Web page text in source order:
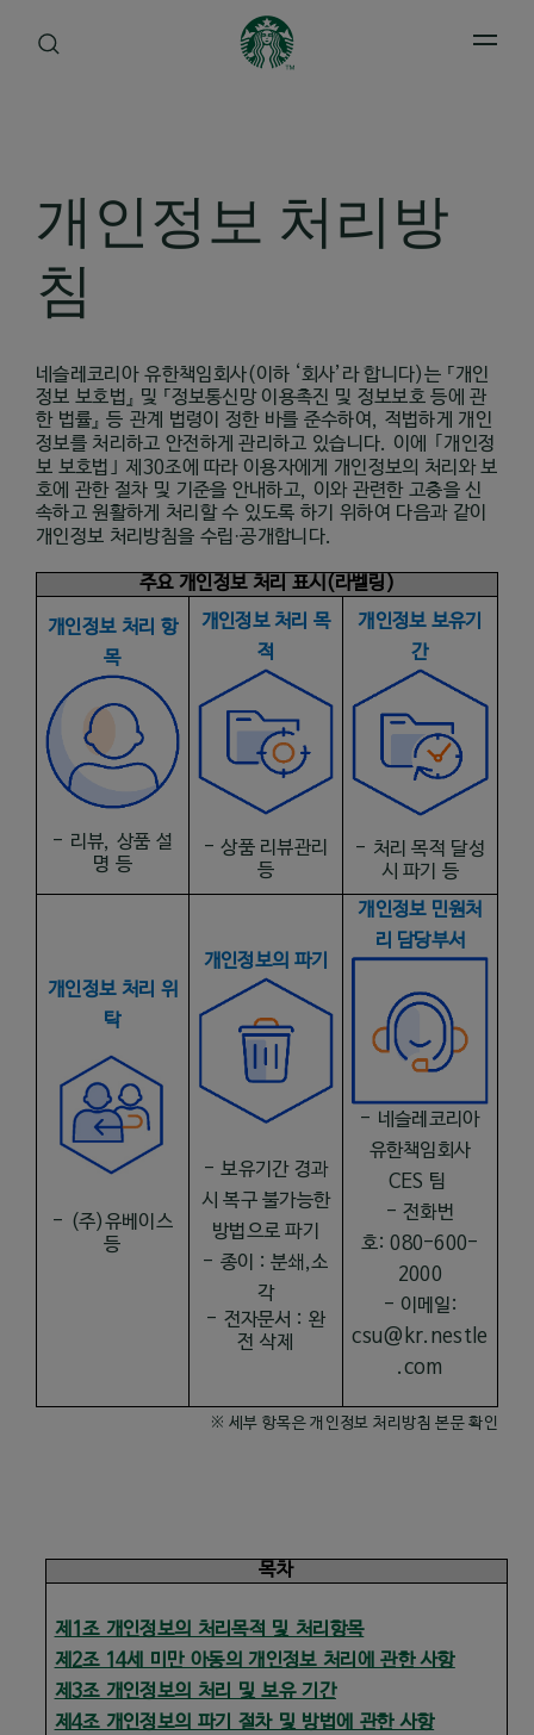
Open
개인정보 처리방
침
네슬레코리아 유한책임회사(이하 ‘회사’라 합니다)는 『개인
정보 보호법』 및 『정보통신망 이용촉진 및 정보보호 등에 관
한 법률』 등 관계 법령이 정한 바를 준수하여 , 적법하게 개인
정보를 처리하고 안전하게 관리하고 있습니다. 이에 ｢ 개인정
보 보호법 ｣ 제 30조에 따라 이용자에게 개인정보의 처리와 보
호에 관한 절차 및 기준을 안내하고, 이와 관련한 고충을 신
속하고 원활하게 처리할 수 있도록 하기 위하여 다음과 같이
개인정보 처리방침을 수립·공개합니다.
주요 개인정보 처리 표시 (라벨링 )
개인정보 처리 항
목
- 리뷰, 상품 설
명 등
개인정보 처리 목
적
-상품 리뷰관리
등
개인정보 보유기
간
- 처리 목적 달성
시 파기 등
개인정보 처리 위
탁
- (주)유베이스
등
개인정보의 파기
-보유기간 경과
시 복구 불가능한
방법으로 파기
- 종이 :분쇄 ,소
각
- 전자문서 : 완
전 삭제
개인정보 민원처
리 담당부서
- 네슬레코리아
유한책임회사
CES 팀
- 전화번
호: 080-600-
2000
- 이메일:
csu@kr.nestle
.com
※ 세부 항목은 개인정보 처리방침 본문 확인
목차
제1조 개인정보의 처리목적 및 처리항목
제2조 14세 미만 아동의 개인정보 처리에 관한 사항
제3조 개인정보의 처리 및 보유 기간
제4조 개인정보의 파기 절차 및 방법에 관한 사항